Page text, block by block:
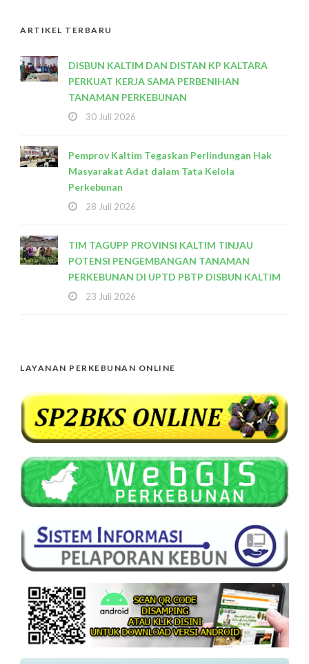
ARTIKEL TERBARU
DISBUN KALTIM DAN DISTAN KP KALTARA
PERKUAT KERJA SAMA PERBENIHAN
TANAMAN PERKEBUNAN
30 Juli 2026
Pemprov Kaltim Tegaskan Perlindungan Hak
Masyarakat Adat dalam Tata Kelola
Perkebunan
28 Juli 2026
TIM TAGUPP PROVINSI KALTIM TINJAU
POTENSI PENGEMBANGAN TANAMAN
PERKEBUNAN DI UPTD PBTP DISBUN KALTIM
23 Juli 2026
LAYANAN PERKEBUNAN ONLINE